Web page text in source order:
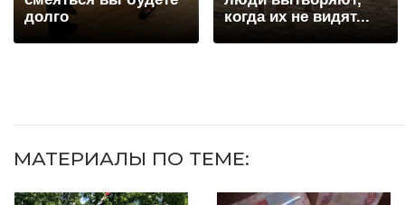
долго
когда их не видят...
МАТЕРИАЛЫ ПО ТЕМЕ: